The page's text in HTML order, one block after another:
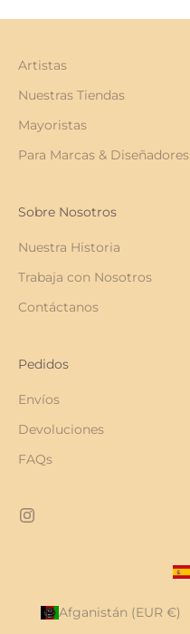
Artistas
Nuestras Tiendas
Mayoristas
Para Marcas & Diseñadores
Sobre Nosotros
Nuestra Historia
Trabaja con Nosotros
Contáctanos
Pedidos
Envíos
Devoluciones
FAQs
Afganistán (EUR €)